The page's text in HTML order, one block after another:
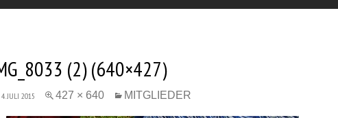
(2) (640×427)
4. JULI 2015 427 × 640 MITGLIEDER